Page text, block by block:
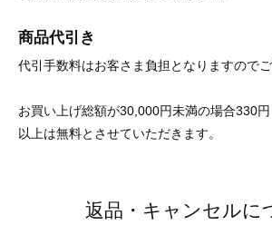
商品代引き
代引手数料はお客さま負担となりますのでご
お買い上げ総額が30,000円未満の場合330
以上は無料とさせていただきます。
返品・キャンセルに